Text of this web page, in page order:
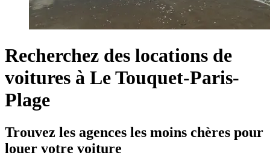
Recherchez des locations de
voitures à Le Touquet-Paris-
Plage
Trouvez les agences les moins chères pour
louer votre voiture